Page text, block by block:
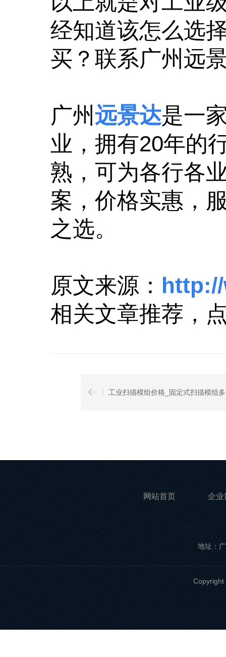
经知道该怎么选
买？联系广州远
广州 远景达是一
业，拥有20年的
熟，可为各行各
案，价格实惠，
之选。
原文来源：
相关文章推荐，
工业扫描模组价格_固定式扫描模组
网站首页 企业
地址：